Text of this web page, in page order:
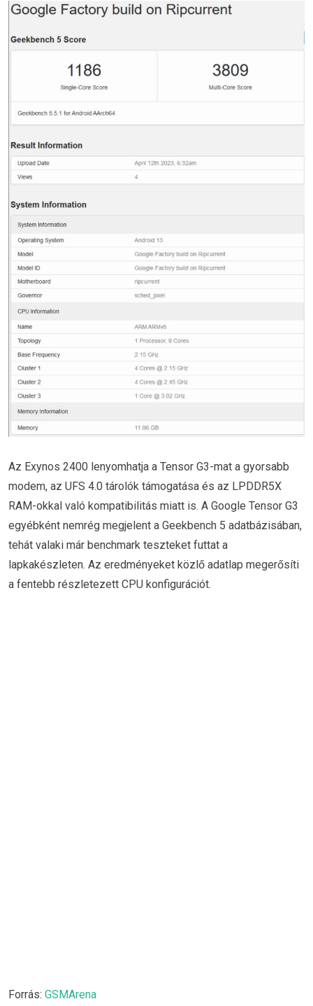
Az Exynos 2400 lenyomhatja a Tensor G3-mat a gyorsabb
modem, az UFS 4.0 tárolók támogatása és az LPDDR5X
RAM-okkal való kompatibilitás miatt is. A Google Tensor G3
egyébként nemrég megjelent a Geekbench 5 adatbázisában,
tehát valaki már benchmark teszteket futtat a
lapkakészleten. Az eredményeket közlő adatlap megerősíti
a fentebb részletezett CPU konfigurációt.
Forrás: GSMArena